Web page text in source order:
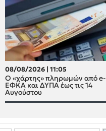
08/08/2026 | 11:05
Ο «χάρτης» πληρωμών από e-
ΕΦΚΑ και ΔΥΠΑ έως τις 14
Αυγούστου